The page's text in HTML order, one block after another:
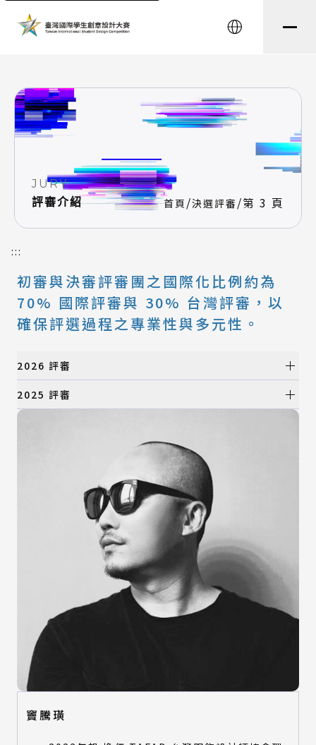
English
JURY
評審介紹
首頁 /決選評審 /第 3 頁
:::
初審與決審評審團之國際化比例約為
70% 國際評審與 30% 台灣評審，以
確保評選過程之專業性與多元性。
2026 評審
初選評審
建築與景觀設計類
產品設計類
視覺設計類
數位動畫類
建築與景觀設計類
時尚設計類
2025 評審
建築與景觀設計類
所有類別
產品設計類
視覺設計類
數位動畫類
時尚設計類
竇騰璜